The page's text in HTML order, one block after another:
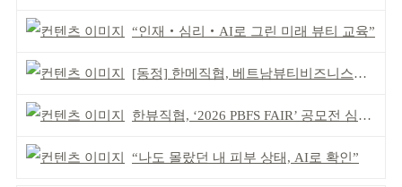
“인재‧심리‧AI로 그린 미래 뷰티 교육”
[동정] 한메직협, 베트남뷰티비즈니스협회와 MOU
한뷰직협, ‘2026 PBFS FAIR’ 공모전 심사 성료
“나도 몰랐던 내 피부 상태, AI로 확인”